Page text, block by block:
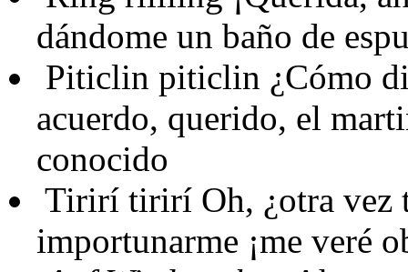
dándome un baño de
Piticlin piticlin ¿Cómo
acuerdo, querido, el
conocido
Tirirí tirirí Oh, ¿otra vez
importunarme ¡me veré